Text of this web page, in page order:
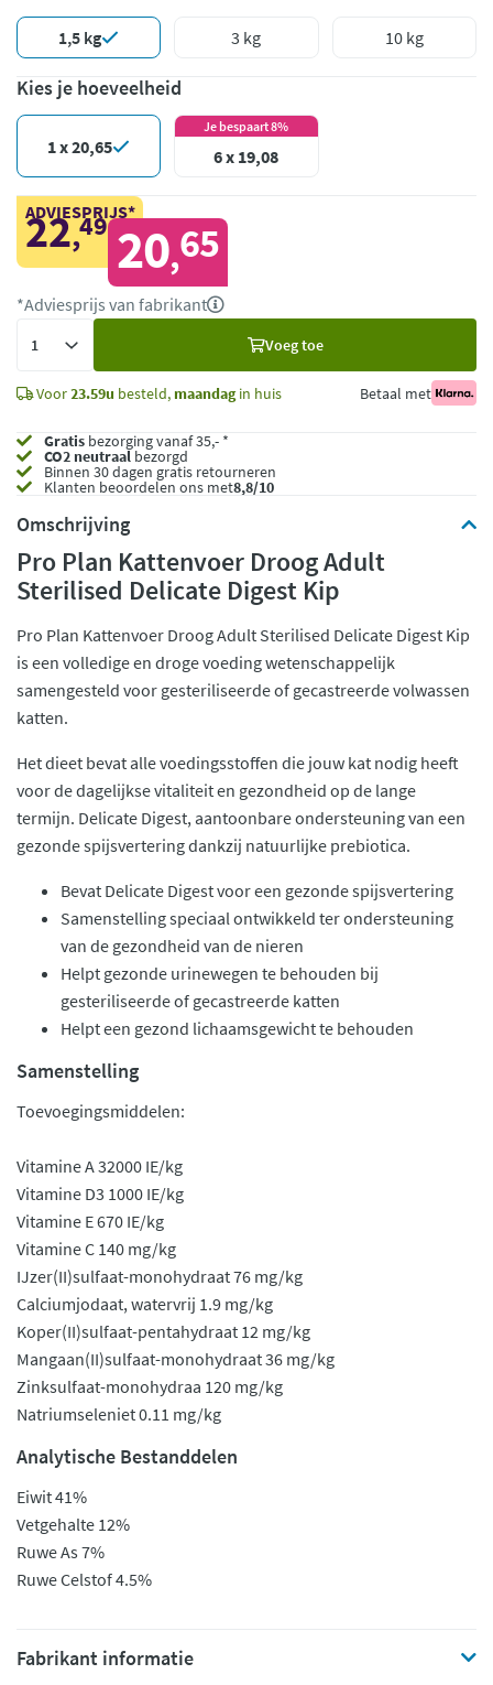
1,5 kg 3 kg 10 kg
Kies je hoeveelheid
1 x 20,65
Je bespaart 8%
6 x 19,08
ADVIESPRIJS*
22,49 20,65
*Adviesprijs van fabrikant
Voeg toe
Voor23.59u besteld, maandagin huis Betaal met
Gratis bezorging vanaf 35,- *
CO2 neutraalbezorgd
Binnen 30 dagen gratis retourneren
Klanten beoordelen ons met8,8/10
Omschrijving
Pro Plan Kattenvoer Droog Adult
Sterilised Delicate Digest Kip
Pro Plan Kattenvoer Droog Adult Sterilised Delicate Digest Kip
is een volledige en droge voeding wetenschappelijk
samengesteld voor gesteriliseerde of gecastreerde volwassen
katten.
Het dieet bevat alle voedingsstoffen die jouw kat nodig heeft
voor de dagelijkse vitaliteit en gezondheid op de lange
termijn. Delicate Digest, aantoonbare ondersteuning van een
gezonde spijsvertering dankzij natuurlijke prebiotica.
Bevat Delicate Digest voor een gezonde spijsvertering
Samenstelling speciaal ontwikkeld ter ondersteuning
van de gezondheid van de nieren
Helpt gezonde urinewegen te behouden bij
gesteriliseerde of gecastreerde katten
Helpt een gezond lichaamsgewicht te behouden
Samenstelling
Toevoegingsmiddelen:
Vitamine A 32000 IE/kg
Vitamine D3 1000 IE/kg
Vitamine E 670 IE/kg
Vitamine C 140 mg/kg
IJzer(II)sulfaat-monohydraat 76 mg/kg
Calciumjodaat, watervrij 1.9 mg/kg
Koper(II)sulfaat-pentahydraat 12 mg/kg
Mangaan(II)sulfaat-monohydraat 36 mg/kg
Zinksulfaat-monohydraa 120 mg/kg
Natriumseleniet 0.11 mg/kg
Analytische Bestanddelen
Eiwit 41%
Vetgehalte 12%
Ruwe As 7%
Ruwe Celstof 4.5%
Fabrikant informatie